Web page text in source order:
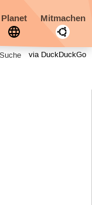
Planet Mitmachen
via DuckDuckGo